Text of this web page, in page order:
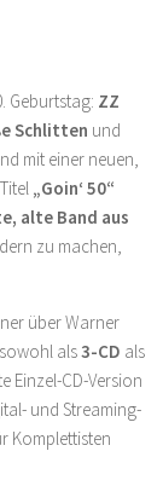
Geburtstag: ZZ
Schlitten und
mit einer neuen,
„Goin‘ 50“
alte Band aus
zu machen,
über Warner
sowohl als3-CD als
Einzel-CD-Version
und Streaming-
Komplettisten